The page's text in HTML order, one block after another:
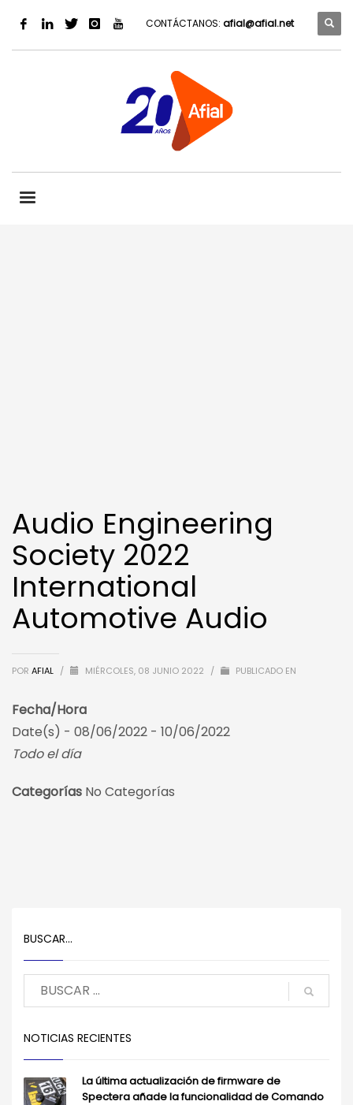
CONTÁCTANOS: afial@afial.net
Audio Engineering
Society 2022
International
Automotive Audio
POR AFIAL / MIÉRCOLES, 08 JUNIO 2022 / PUBLICADO EN
Fecha/Hora
Date(s) - 08/06/2022 - 10/06/2022
Todo el día
Categorías No Categorías
BUSCAR…
NOTICIAS RECIENTES
La última actualización de firmware de
Spectera añade la funcionalidad de Comando